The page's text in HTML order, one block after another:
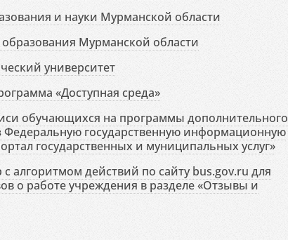
и науки Мурманской области
образования Мурманской области
университет
«Доступная среда»
обучающихся на программы дополнительного
Федеральную государственную информационную
государственных и муниципальных услуг»
с алгоритмом действий по сайту bus.gov.ru для
о работе учреждения в разделе «Отзывы и